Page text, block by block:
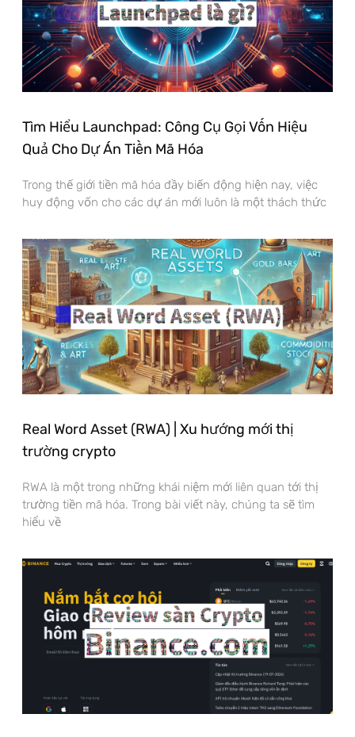
Tìm Hiểu Launchpad: Công Cụ Gọi Vốn Hiệu
Quả Cho Dự Án Tiền Mã Hóa
Trong thế giới tiền mã hóa đầy biến động hiện nay, việc
huy động vốn cho các dự án mới luôn là một thách thức
Real Word Asset (RWA) | Xu hướng mới thị
trường crypto
RWA là một trong những khái niệm mới liên quan tới thị
trường tiền mã hóa. Trong bài viết này, chúng ta sẽ tìm
hiểu về